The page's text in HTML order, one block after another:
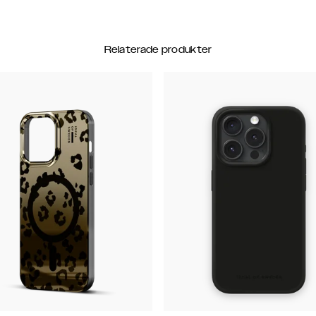
Relaterade produkter